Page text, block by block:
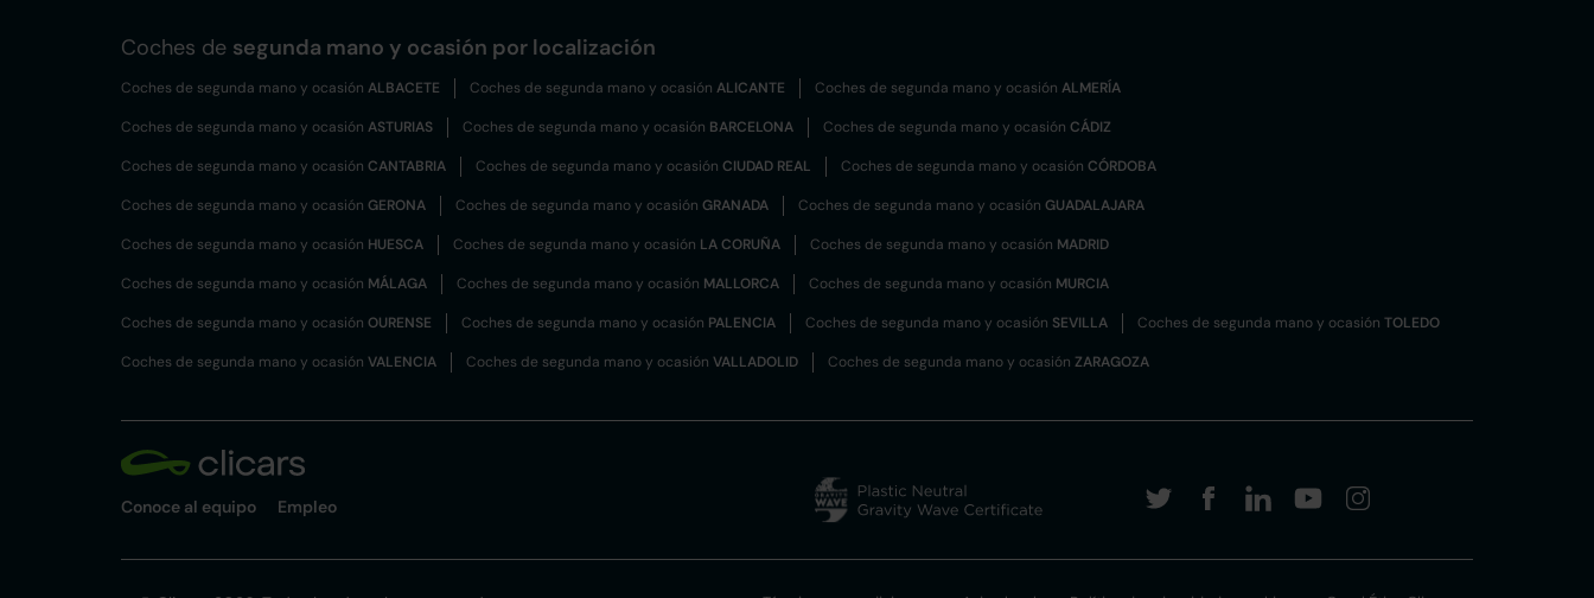
Coches de segunda mano y ocasión por localización
Coches de segunda mano y ocasión ALBACETE Coches de segunda mano y ocasión ALICANTE Coches de segunda mano y ocasión ALMERÍA
Coches de segunda mano y ocasión ASTURIAS Coches de segunda mano y ocasión BARCELONA Coches de segunda mano y ocasión CÁDIZ
Coches de segunda mano y ocasión CANTABRIA Coches de segunda mano y ocasión CIUDAD REAL Coches de segunda mano y ocasión CÓRDOBA
Coches de segunda mano y ocasión GERONA Coches de segunda mano y ocasión GRANADA Coches de segunda mano y ocasión GUADALAJARA
Coches de segunda mano y ocasión HUESCA Coches de segunda mano y ocasión LA CORUÑA Coches de segunda mano y ocasión MADRID
Coches de segunda mano y ocasión MÁLAGA Coches de segunda mano y ocasión MALLORCA Coches de segunda mano y ocasión MURCIA
Coches de segunda mano y ocasión OURENSE Coches de segunda mano y ocasión PALENCIA Coches de segunda mano y ocasión SEVILLA Coches de segunda mano y ocasión TOLEDO
Coches de segunda mano y ocasión VALENCIA Coches de segunda mano y ocasión VALLADOLID Coches de segunda mano y ocasión ZARAGOZA
Conoce al equipo Empleo